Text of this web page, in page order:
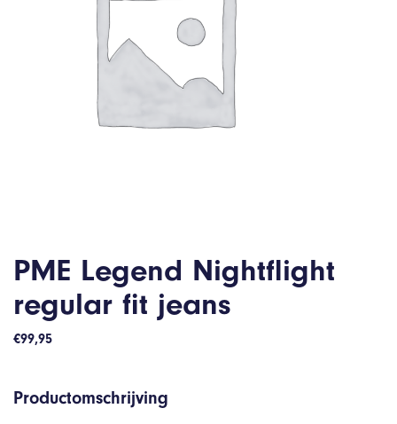
PME Legend Nightflight
regular fit jeans
€99,95
Productomschrijving